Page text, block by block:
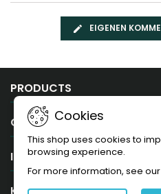
EIGENEN
PRODUCTS
OUR COMPANY
IHR KONTO
Cookies
This shop uses cookies to
browsing experience.
For more information, see our